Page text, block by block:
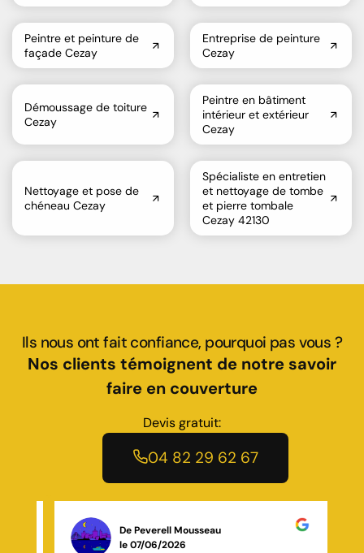
Peintre et peinture de
façade Cezay
Entreprise de peinture
Cezay
Démoussage de toiture
Cezay
Peintre en bâtiment
intérieur et extérieur
Cezay
Nettoyage et pose de
chéneau Cezay
Spécialiste en entretien
et nettoyage de tombe
et pierre tombale
Cezay 42130
Ils nous ont fait confiance, pourquoi pas vous ?
Nos clients témoignent de notre savoir
faire en couverture
Devis gratuit:
04 82 29 62 67
De Lox Rush
le 14/03/2026